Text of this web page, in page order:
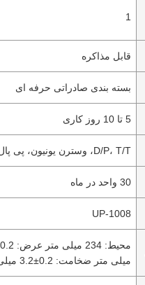
1
قابل مذاکره
بسته بندی صادراتی حرفه ای
5 تا 10 روز کاری
D/P، T/T، وسترن یونیون، پی پال
30 واحد در ماه
UP-1008
میلی متر ضخامت: 0.2±3.2 میلی متر